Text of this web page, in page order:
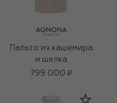
Пальто из кашемира
и шелка
799 000 ₽